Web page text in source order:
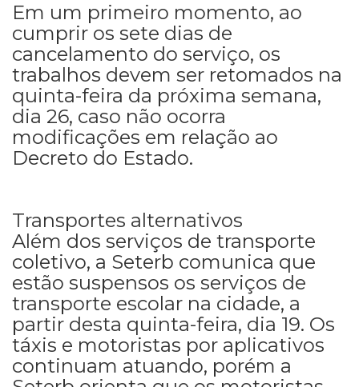
Em um primeiro momento, ao
cumprir os sete dias de
cancelamento do serviço, os
trabalhos devem ser retomados na
quinta-feira da próxima semana,
dia 26, caso não ocorra
modificações em relação ao
Decreto do Estado.
Transportes alternativos
Além dos serviços de transporte
coletivo, a Seterb comunica que
estão suspensos os serviços de
transporte escolar na cidade, a
partir desta quinta-feira, dia 19. Os
táxis e motoristas por aplicativos
continuam atuando, porém a